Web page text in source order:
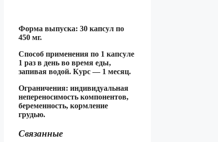
Форма выпуска: 30 капсул по
450 мг.
Способ применения по 1 капсуле
1 раз в день во время еды,
запивая водой. Курс — 1 месяц.
Ограничения: индивидуальная
непереносимость компонентов,
беременность, кормление
грудью.
Связанные